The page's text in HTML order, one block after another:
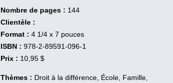
Nombre de pages : 144
Clientèle :
Format : 4 1/4 x 7 pouces
ISBN : 978-2-89591-096-1
Prix : 10,95 $
Thèmes : Droit à la différence, École, Famille,